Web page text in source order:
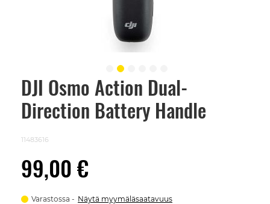
DJI Osmo Action Dual-
Direction Battery Handle
11483616
99,00 €
Varastossa Näytä myymäläsaatavuus
Skip
beginning
images